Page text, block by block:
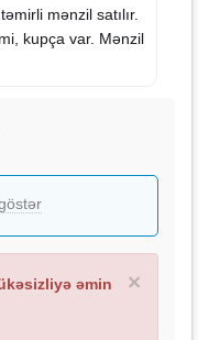
mənzil satılır.
kupça var. Mənzil
×
əmin